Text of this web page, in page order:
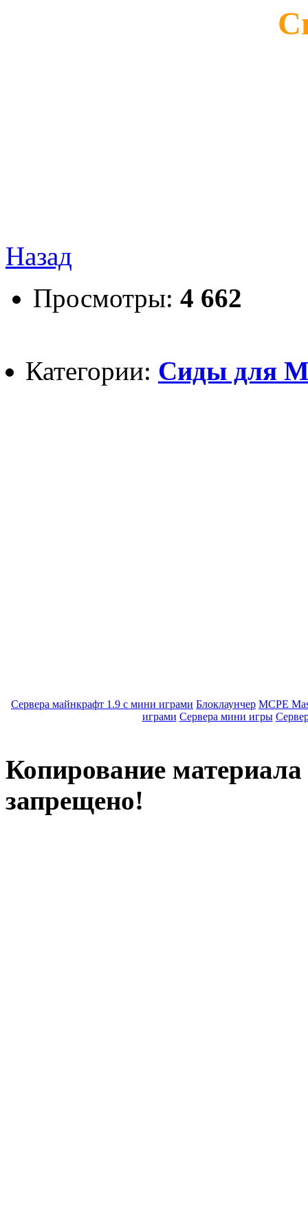
Назад
Просмотры: 4 662
Категории: Сиды для
Сервера майнкрафт 1.9 с мини играми Блоклаунчер MCPE
играми Сервера мини игры
Копирование материала
запрещено!